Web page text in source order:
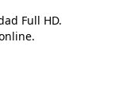
Full HD.